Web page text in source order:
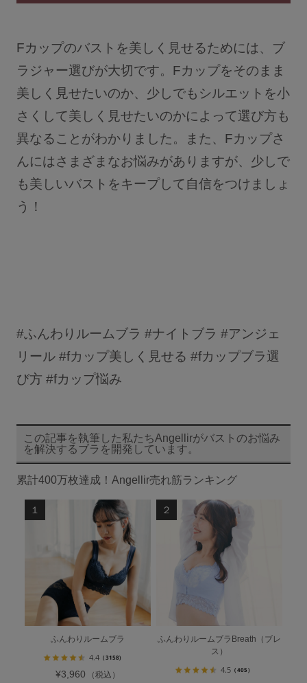
Fカップのバストを美しく見せるためには、ブ
ラジャー選びが大切です。Fカップをそのまま
美しく見せたいのか、少しでもシルエットを小
さくして美しく見せたいのかによって選び方も
異なることがわかりました。また、Fカップさ
んにはさまざまなお悩みがありますが、少しで
も美しいバストをキープして自信をつけましょ
う！
#ふんわりルームブラ #ナイトブラ #アンジェ
リール #fカップ美しく見せる #fカップブラ選
び方 #fカップ悩み
この記事を執筆した私たちAngellirがバストのお悩み
を解決するブラを開発しています。
累計400万枚達成！Angellir売れ筋ランキング
ふんわりルームブラ
4.4 （3158）
¥3,960 （税込）
ふんわりルームブラBreath（ブレ
ス）
4.5 （405）